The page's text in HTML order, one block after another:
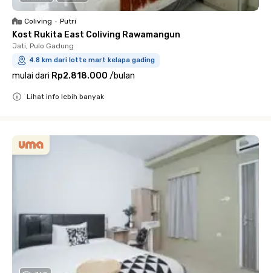
Coliving • Putri
Kost Rukita East Coliving Rawamangun
Jati, Pulo Gadung
4.8 km dari lotte mart kelapa gading
mulai dari Rp2.818.000 /bulan
Lihat info lebih banyak